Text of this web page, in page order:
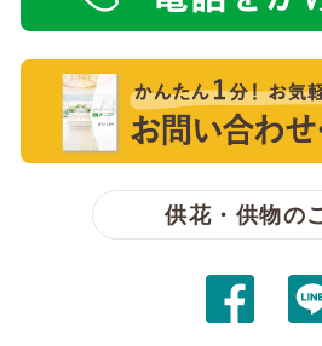
電話をかける【無料】
【無料】資料請求・お問い合わせ
供花・供物の